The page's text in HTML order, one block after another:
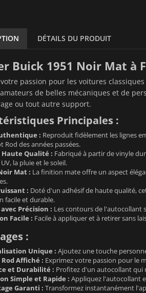
DÉTAILS DU PRODUIT
Buick 1951 Noir Mat à
passion pour les voitures
de belles mécaniques et de
ou tout autre support.
Principales :
: Reproduit fidèlement les lignes
Rod des années passées.
Haute Qualité : Fabriqué à partir de vinyle
la pluie et le soleil.
Mat : La finition mate offre un aspect
: Doté d'un adhésif de haute qualité,
facile et durable.
Précision : Les contours de l'autocollant
Facile : Facile à appliquer et à retirer sans
:
Unique : Ajoutez une touche
Affiché : Exprimez votre passion pour le
et Durabilité : Profitez d'un autocollant qui
Simple et Rapide : Appliquez l'autocollant
Garanti : Transformez instantanément